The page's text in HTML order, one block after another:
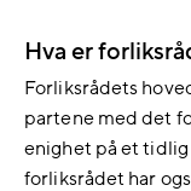
Hva er
Forliksrådets
partene med det
enighet på et tidlig
forliksrådet har